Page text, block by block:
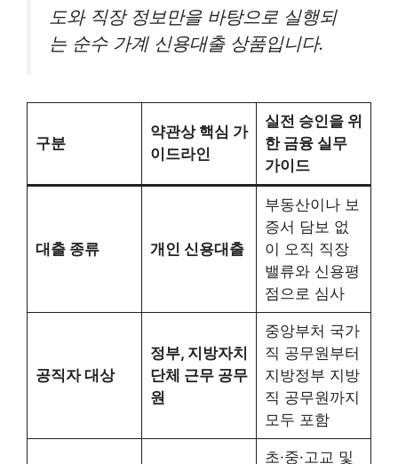
도와 직장 정보만을 바탕으로 실행되
는 순수 가계 신용대출 상품입니다.
구분
약관상 핵심 가
이드라인
실전 승인을 위
한 금융 실무
가이드
대출 종류 개인 신용대출
부동산이나 보
증서 담보 없
이 오직 직장
밸류와 신용평
점으로 심사
공직자 대상
정부, 지방자치
단체 근무 공무
원
중앙부처 국가
직 공무원부터
지방정부 지방
직 공무원까지
모두 포함
초·중·고교 및